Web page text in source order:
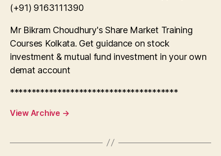
(+91) 9163111390
Mr Bikram Choudhury's Share Market Training
Courses Kolkata. Get guidance on stock
investment & mutual fund investment in your own
demat account
***************************************
View Archive →